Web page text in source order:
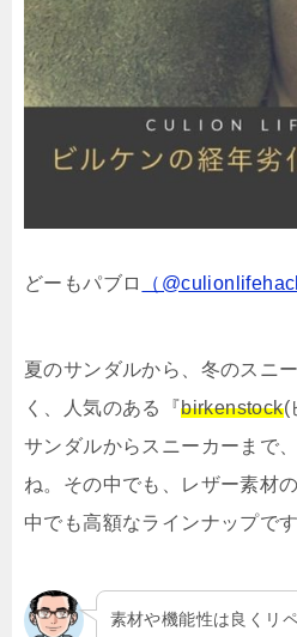
どーもパブロ （
夏のサンダルから、冬のスニ
く、人気のある『birkenstock(
サンダルからスニーカーまで
ね。その中でも、レザー素材
中でも高額なラインナップです
素材や機能性は良くリ